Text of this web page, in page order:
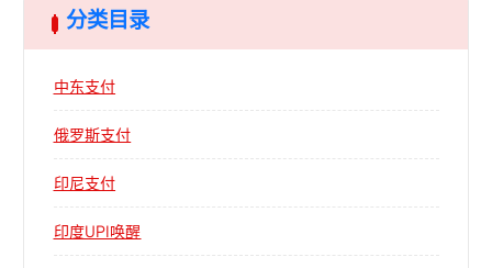
分类目录
中东支付
俄罗斯支付
印尼支付
印度UPI唤醒